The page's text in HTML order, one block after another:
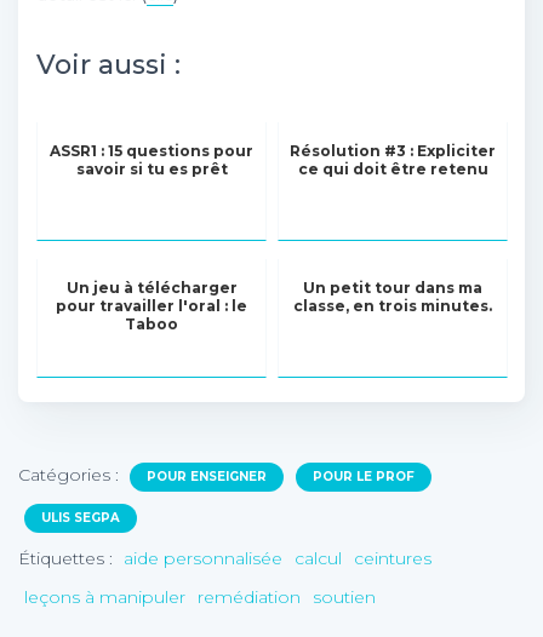
Voir aussi :
ASSR1 : 15 questions pour
savoir si tu es prêt
Résolution #3 : Expliciter
ce qui doit être retenu
Un jeu à télécharger
pour travailler l'oral : le
Taboo
Un petit tour dans ma
classe, en trois minutes.
Catégories : POUR ENSEIGNER POUR LE PROF
ULIS SEGPA
Étiquettes : aide personnalisée calcul
ceintures
leçons à manipuler
remédiation soutien